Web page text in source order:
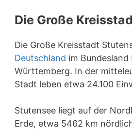
Die Große
Die Große Kreisstadt
Deutschland im Bundesland
Württemberg. In der
Stadt leben etwa 24.100
Stutensee liegt auf der
Erde, etwa 5462 km